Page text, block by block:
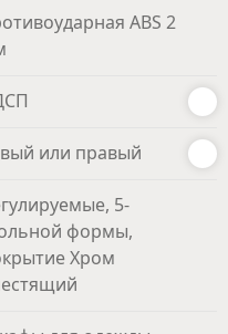
ABS 2
или правый
5-
формы,
Хром